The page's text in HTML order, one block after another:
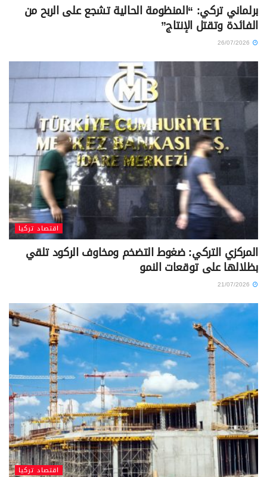
برلماني تركي: “المنظومة الحالية تشجع على الربح من
الفائدة وتقتل الإنتاج”
اقتصاد تركيا
المركزي التركي: ضغوط التضخم ومخاوف الركود تلقي
بظلالها على توقعات النمو
اقتصاد تركيا